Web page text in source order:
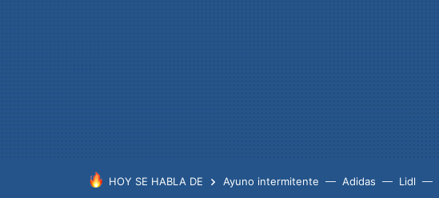
HOY SE HABLA DE Ayuno intermitente Adidas Lidl